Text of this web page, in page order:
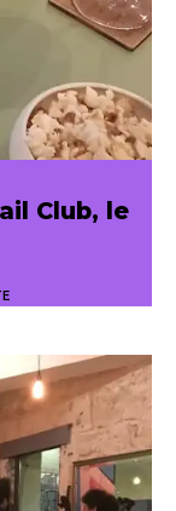
Club, le